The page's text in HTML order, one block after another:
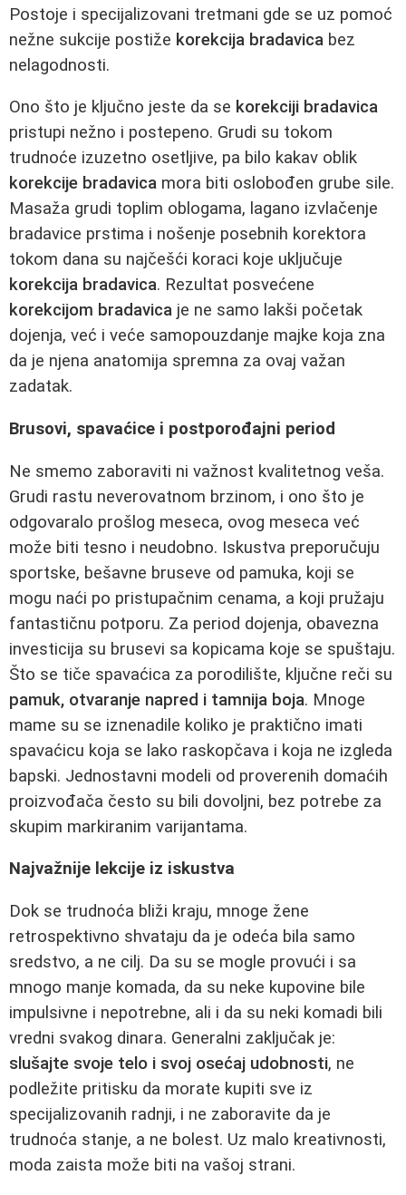
Postoje i specijalizovani tretmani gde se uz pomoć
nežne sukcije postiže korekcija bradavica bez
nelagodnosti.
Ono što je ključno jeste da se korekciji bradavica
pristupi nežno i postepeno. Grudi su tokom
trudnoće izuzetno osetljive, pa bilo kakav oblik
korekcije bradavica mora biti oslobođen grube sile.
Masaža grudi toplim oblogama, lagano izvlačenje
bradavice prstima i nošenje posebnih korektora
tokom dana su najčešći koraci koje uključuje
korekcija bradavica. Rezultat posvećene
korekcijom bradavica je ne samo lakši početak
dojenja, već i veće samopouzdanje majke koja zna
da je njena anatomija spremna za ovaj važan
zadatak.
Brusovi, spavaćice i postporođajni period
Ne smemo zaboraviti ni važnost kvalitetnog veša.
Grudi rastu neverovatnom brzinom, i ono što je
odgovaralo prošlog meseca, ovog meseca već
može biti tesno i neudobno. Iskustva preporučuju
sportske, bešavne bruseve od pamuka, koji se
mogu naći po pristupačnim cenama, a koji pružaju
fantastičnu potporu. Za period dojenja, obavezna
investicija su brusevi sa kopicama koje se spuštaju.
Što se tiče spavaćica za porodilište, ključne reči su
pamuk, otvaranje napred i tamnija boja. Mnoge
mame su se iznenadile koliko je praktično imati
spavaćicu koja se lako raskopčava i koja ne izgleda
bapski. Jednostavni modeli od proverenih domaćih
proizvođača često su bili dovoljni, bez potrebe za
skupim markiranim varijantama.
Najvažnije lekcije iz iskustva
Dok se trudnoća bliži kraju, mnoge žene
retrospektivno shvataju da je odeća bila samo
sredstvo, a ne cilj. Da su se mogle provući i sa
mnogo manje komada, da su neke kupovine bile
impulsivne i nepotrebne, ali i da su neki komadi bili
vredni svakog dinara. Generalni zaključak je:
slušajte svoje telo i svoj osećaj udobnosti, ne
podležite pritisku da morate kupiti sve iz
specijalizovanih radnji, i ne zaboravite da je
trudnoća stanje, a ne bolest. Uz malo kreativnosti,
moda zaista može biti na vašoj strani.